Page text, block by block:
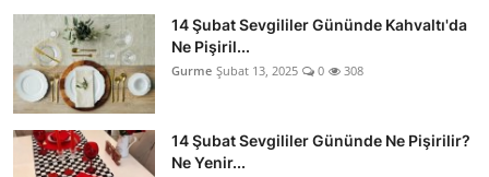
14 Şubat Sevgililer Gününde Kahvaltı'da
Ne Pişiril...
Gurme Şubat 13, 2025 0 308
14 Şubat Sevgililer Gününde Ne Pişirilir?
Ne Yenir...